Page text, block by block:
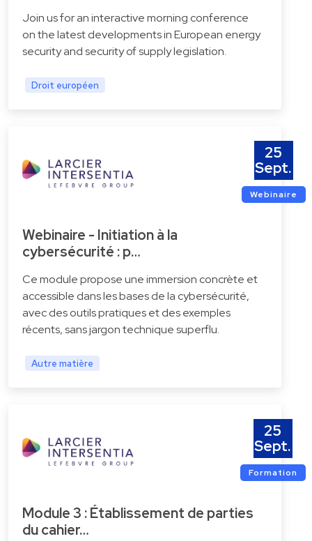
Join us for an interactive morning conference
on the latest developments in European energy
security and security of supply legislation.
Droit européen
25
Sept.
Webinaire
Webinaire - Initiation à la
cybersécurité : p…
Ce module propose une immersion concrète et
accessible dans les bases de la cybersécurité,
avec des outils pratiques et des exemples
récents, sans jargon technique superflu.
Autre matière
25
Sept.
Formation
Module 3 : Établissement de parties
du cahier…